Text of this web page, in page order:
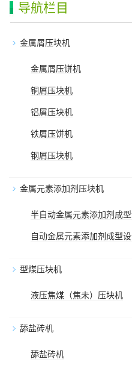
导航栏目
金属屑压块机
金属屑压饼机
铜屑压块机
铝屑压块机
铁屑压饼机
钢屑压块机
金属元素添加剂压块机
半自动金属元素添加剂成
自动金属元素添加剂成型
型煤压块机
液压焦煤（焦未）压块机
舔盐砖机
舔盐砖机